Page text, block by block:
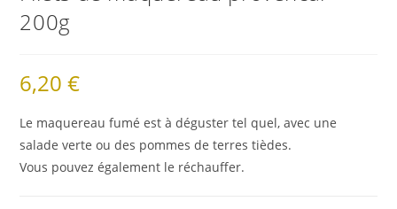
200g
6,20€
Le maquereau fumé est à déguster tel quel, avec une
salade verte ou des pommes de terres tièdes.
Vous pouvez également le réchauffer.